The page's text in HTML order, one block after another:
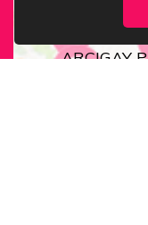
ARCIGAY